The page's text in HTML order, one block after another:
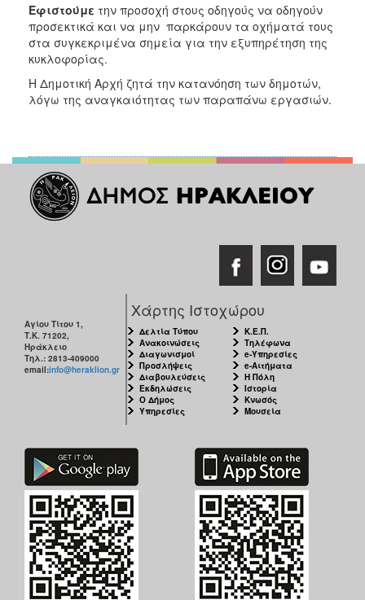
2011
2010
2006
ΤΟΠΟΣ
ΠΟΛΙΤΙΣΜΟΣ
Εφιστούμε την προσοχή στους οδηγούς να οδηγούν
προσεκτικά και να μην παρκάρουν τα οχήματά τους
στα συγκεκριμένα σημεία για την εξυπηρέτηση της
κυκλοφορίας.
Η Δημοτική Αρχή ζητά την κατανόηση των δημοτών,
λόγω της αναγκαιότητας των παραπάνω εργασιών.
Αγίου Τίτου 1,
Τ.Κ. 71202,
Ηράκλειο
Τηλ.: 2813-409000
email:info@heraklion.gr
Χάρτης Ιστοχώρου
Δελτία Τύπου
Ανακοινώσεις
Διαγωνισμοί
Προσλήψεις
Διαβουλεύσεις
Εκδηλώσεις
Ο Δήμος
Υπηρεσίες
Κ.Ε.Π.
Τηλέφωνα
e-Υπηρεσίες
e-Αιτήματα
Η Πόλη
Ιστορία
Κνωσός
Μουσεία